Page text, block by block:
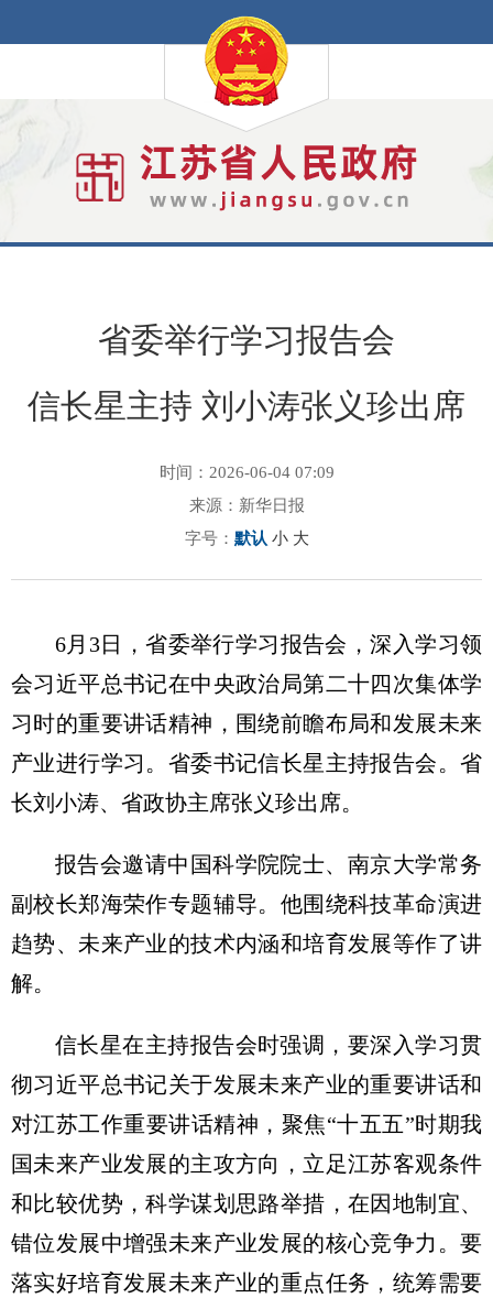
省委举行学习报告会
信长星主持 刘小涛张义珍出席
时间：2026-06-04 07:09
来源：新华日报
字号： 默认 小 大
6月3日，省委举行学习报告会，深入学习领
会习近平总书记在中央政治局第二十四次集体学
习时的重要讲话精神，围绕前瞻布局和发展未来
产业进行学习。省委书记信长星主持报告会。省
长刘小涛、省政协主席张义珍出席。
报告会邀请中国科学院院士、南京大学常务
副校长郑海荣作专题辅导。他围绕科技革命演进
趋势、未来产业的技术内涵和培育发展等作了讲
解。
信长星在主持报告会时强调，要深入学习贯
彻习近平总书记关于发展未来产业的重要讲话和
对江苏工作重要讲话精神，聚焦“十五五”时期我
国未来产业发展的主攻方向，立足江苏客观条件
和比较优势，科学谋划思路举措，在因地制宜、
错位发展中增强未来产业发展的核心竞争力。要
落实好培育发展未来产业的重点任务，统筹需要